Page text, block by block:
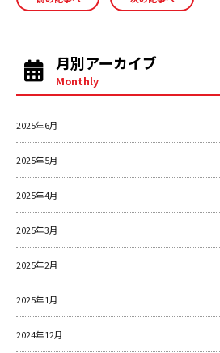
e
o
o
k
l
月別アーカイブ
Monthly
2025年6月
2025年5月
2025年4月
2025年3月
2025年2月
2025年1月
2024年12月